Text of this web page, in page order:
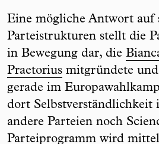
Eine mögliche Antwort auf
Parteistrukturen stellt die
in Bewegung dar, die
Praetorius mitgründete
gerade im
dort Selbstverständlichkeit
andere Parteien noch
Parteiprogramm wird